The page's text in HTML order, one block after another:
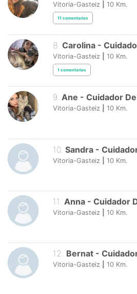
Vitoria-Gasteiz 10 Km.
11 comentarios
8. Carolina -
Vitoria-Gasteiz 10 Km.
1 comentarios
9. Ane - Cuidador
Vitoria-Gasteiz 10 Km.
10. Sandra -
Vitoria-Gasteiz 10 Km.
11 Anna - Cuidador
Vitoria-Gasteiz 10 Km.
12 Bernat -
Vitoria-Gasteiz 10 Km.